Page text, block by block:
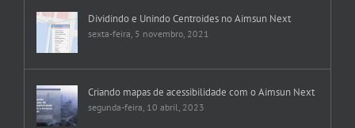
Dividindo e Unindo Centroides no Aimsun Next
sexta-feira, 5 novembro, 2021
Criando mapas de acessibilidade com o Aimsun Next
segunda-feira, 10 abril, 2023